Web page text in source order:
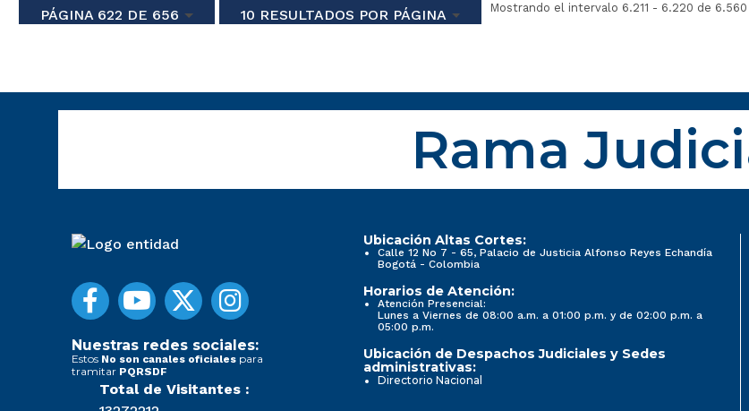
PÁGINA 622 DE 656 10 RESULTADOS POR PÁGINA Mostrando el intervalo 6.211 - 6.220 de
Rama
Nuestras redes sociales:
Estos No son canales oficiales para
tramitar PQRSDF
Total de Visitantes :
Ubicación Altas Cortes:
Calle 12 No 7 - 65, Palacio de Justicia Alfonso Reyes Echandía
Bogotá - Colombia
Horarios de Atención:
Atención Presencial:
Lunes a Viernes de 08:00 a.m. a 01:00 p.m. y de 02:00 p.m. a
05:00 p.m.
Ubicación de Despachos Judiciales y Sedes
administrativas:
Directorio Nacional